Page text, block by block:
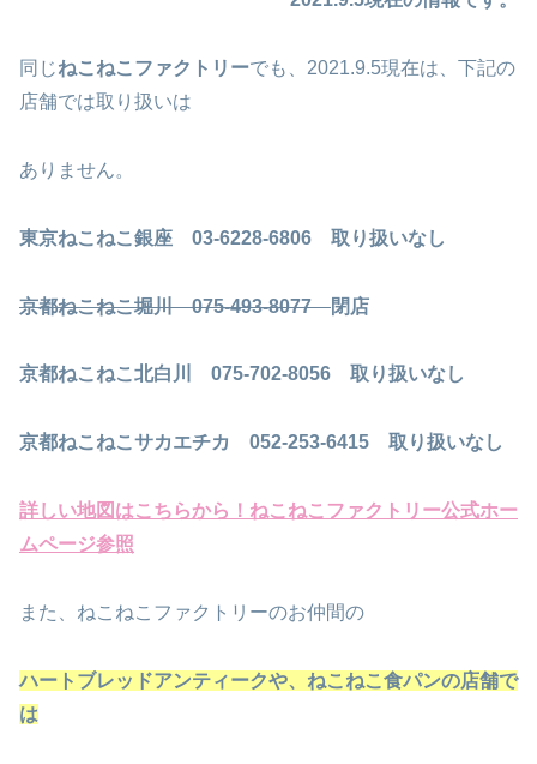
同じねこねこファクトリーでも、2021.9.5現在は、下記の
店舗では取り扱いは
ありません。
東京ねこねこ銀座 03-6228-6806 取り扱いなし
京都ねこねこ堀川 075-493-8077閉店
京都ねこねこ北白川 075-702-8056 取り扱いなし
京都ねこねこサカエチカ 052-253-6415 取り扱いなし
詳しい地図はこちらから！ねこねこファクトリー公式ホー
ムページ参照
また、ねこねこファクトリーのお仲間の
ハートブレッドアンティークや、ねこねこ食パンの店舗で
は